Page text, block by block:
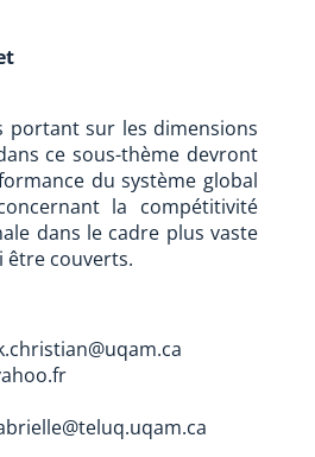
portant sur les dimensions
ce sous-thème devront
du système global
la compétitivité
dans le cadre plus vaste
être couverts.